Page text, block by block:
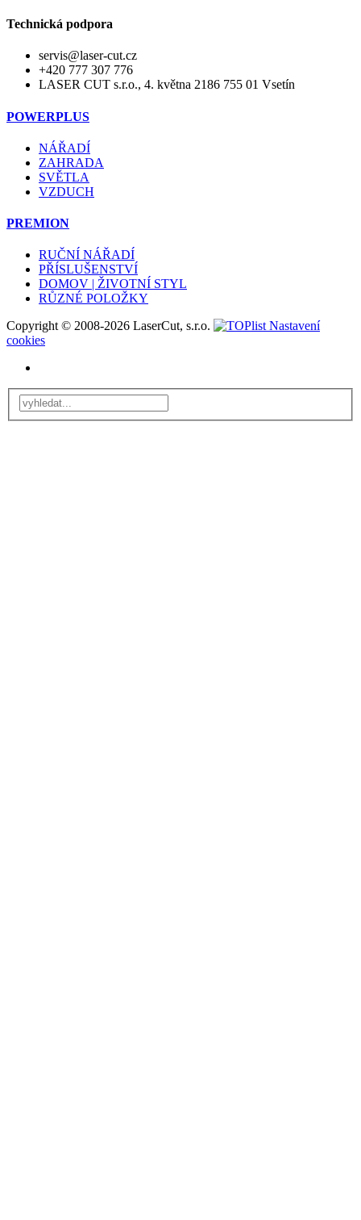
Technická podpora
servis@laser-cut.cz
+420 777 307 776
LASER CUT s.r.o., 4. května 2186 755 01 Vsetín
POWERPLUS
NÁŘADÍ
ZAHRADA
SVĚTLA
VZDUCH
PREMION
RUČNÍ NÁŘADÍ
PŘÍSLUŠENSTVÍ
DOMOV | ŽIVOTNÍ STYL
RŮZNÉ POLOŽKY
Copyright © 2008-2026 LaserCut, s.r.o.
Nastavení
cookies